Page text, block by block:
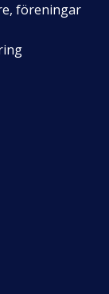
föreningar